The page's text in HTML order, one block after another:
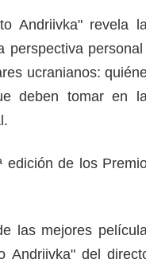
Andriivka" revela
perspectiva
ucranianos:
deben tomar en
edición de los
las mejores
Andriivka" del